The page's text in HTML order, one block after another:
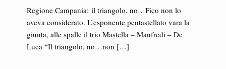
Regione Campania: il triangolo, no…Fico non lo
aveva considerato. L’esponente pentastellato vara la
giunta, alle spalle il trio Mastella – Manfredi – De
Luca “Il triangolo, no…non […]